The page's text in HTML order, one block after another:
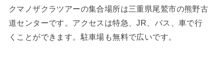
クマノザクラツアーの集合場所は三重県尾鷲市の熊野古
道センターです。アクセスは特急、JR、バス、車で行
くことができます。駐車場も無料で広いです。